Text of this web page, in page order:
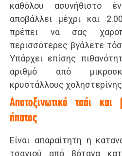
καθόλου ασυνήθιστο
αποβάλλει μέχρι και
πρέπει να σας
περισσότερες βγάλετε
Υπάρχει επίσης
αριθμό από
κρυστάλλους
Αποτοξινωτικό τσάι και
ήπατος
Είναι απαραίτητη η
τσαγιού από βότανα